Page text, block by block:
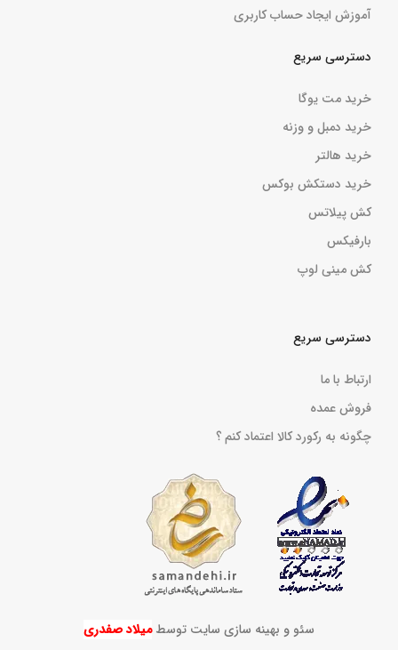
دسترسی سریع
ارتباط با ما
فروش عمده
چگونه به رکورد کالا اعتماد کنم ؟
سئو و بهینه سازی سایت توسطمیلاد صفدری
آموزش ایجاد حساب کاربری
دسترسی سریع
خرید مت یوگا
خرید دمبل و وزنه
خرید هالتر
خرید دستکش بوکس
کش پیلاتس
بارفیکس
کش مینی لوپ